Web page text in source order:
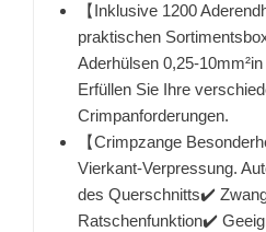
【Inklusive 1200
praktischen
Aderhülsen 0,25-
Erfüllen Sie Ihre
Crimpanforderungen.
【Crimpzange
Vierkant-Verpressung.
des Querschnitts✔️
Ratschenfunktion✔️